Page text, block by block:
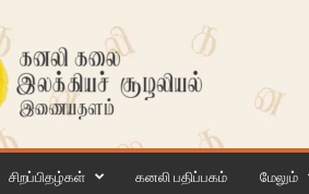
சிறப்பிதழ்கள் கனலி பதிப்பகம் மேலும்